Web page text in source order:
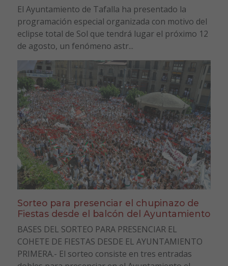
El Ayuntamiento de Tafalla ha presentado la
programación especial organizada con motivo del
eclipse total de Sol que tendrá lugar el próximo 12
de agosto, un fenómeno astr...
Sorteo para presenciar el chupinazo de
Fiestas desde el balcón del Ayuntamiento
BASES DEL SORTEO PARA PRESENCIAR EL
COHETE DE FIESTAS DESDE EL AYUNTAMIENTO
PRIMERA.- El sorteo consiste en tres entradas